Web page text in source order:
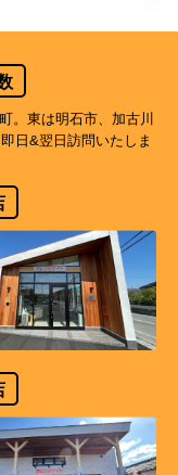
。東は明石市、加古川
日&翌日訪問いたしま